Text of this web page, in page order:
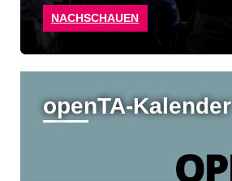
NACHSCHAUEN
openTA-Kalender